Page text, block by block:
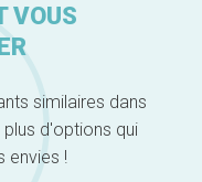
VOUS
similaires dans
d'options qui
envies !